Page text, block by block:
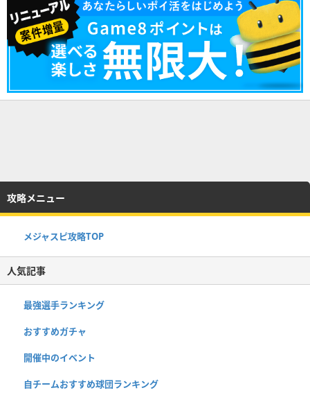
攻略メニュー
メジャスピ攻略TOP
人気記事
最強選手ランキング
おすすめガチャ
開催中のイベント
自チームおすすめ球団ランキング